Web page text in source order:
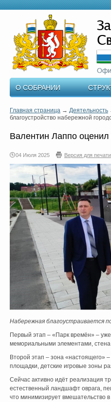
О СОБРАНИИ
Главная страница → Деятельность
благоустройство набережной
Валентин Лаппо оценил
04 Июля 2025 Версия для печати
Набережная благоустраивается
Первый этап – «Парк времён» –
мемориальными элементами,
Второй этап – зона «настоящего»
площадки, детские игровые зоны
Сейчас активно идёт реализация
естественный ландшафт оврага,
что минимизирует вмешательство